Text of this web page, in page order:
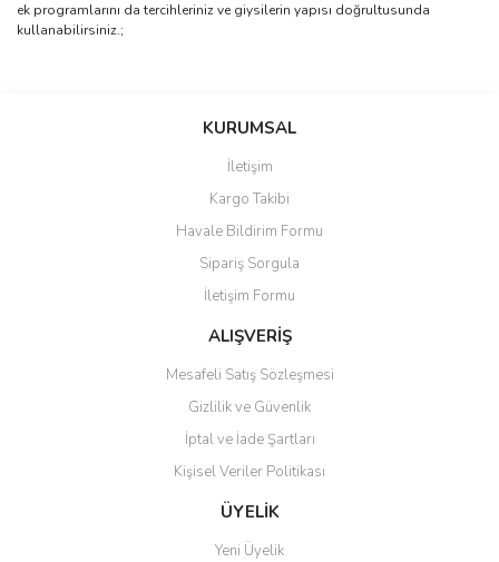
ek programlarını da tercihleriniz ve giysilerin yapısı doğrultusunda
kullanabilirsiniz.;
Bu ürüne ilk yorumu siz yapın!
Ürün resmi kalitesiz, bozuk veya görüntülenemiyor.
Ürün açıklamasında eksik bilgiler bulunuyor.
Ürün bilgilerinde hatalar bulunuyor.
Ürün fiyatı diğer sitelerden daha pahalı.
Bu ürüne benzer farklı alternatifler olmalı.
Gönder
KURUMSAL
İletişim
Kargo Takibi
Havale Bildirim Formu
Sipariş Sorgula
İletişim Formu
ALIŞVERİŞ
Mesafeli Satış Sözleşmesi
Gizlilik ve Güvenlik
İptal ve İade Şartları
Kişisel Veriler Politikası
ÜYELİK
Yeni Üyelik